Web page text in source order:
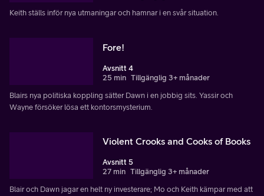
Keith ställs inför nya utmaningar och hamnar i en svår situation.
Fore!
Avsnitt 4
25 min Tillgänglig 3+ månader
Blairs nya politiska koppling sätter Dawn i en jobbig sits. Yassir och
Wayne försöker lösa ett kontorsmysterium.
Violent Crooks and Cooks of Books
Avsnitt 5
27 min Tillgänglig 3+ månader
Blair och Dawn jagar en helt ny investerare; Mo och Keith kämpar med att